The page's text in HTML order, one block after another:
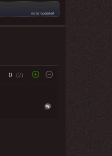
nicht moderiert
0 (2)